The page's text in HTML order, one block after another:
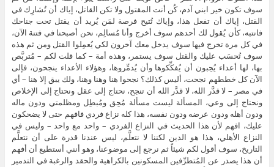
سوف تكون خير ابني آدم، كُن أنت المقتول ولا تكن القاتل، إياك أن تُشارِك في
القتل، إياك أن تفعل هذا، وإياك تُتيح فرصة لمَن يُريد أن يقتل تحت جناحك
فانتبه، كأن يُقول لك أحدهم سوف أخرج وأنا مُسالِم، نحن أصبحنا في فتنة الآن،
في كل مرة تخرج فيها سوف يدخل معك آخرون لكي يُعمِلوا القتل ومن ثم هذه
سوف تُحسَب عليك والقتل سوف يستمر، وهذه أمة – كما قلت لكم – مُتربَّص
بها، لها أعداء يُحِبون أن يُفكِّكوها وأن يُدمِّروها، وهؤلاء الأعداء ينجحون، فإلى
الآن كل خططهم نجحت، أليس كذلك؟ نجحوا هنا وهنا وهنا، ولك يبق إلا هنا – أي
في مصر – لا قدَّر الله، لا قدَّر الله أن تنجح، نحتاج إلى عقل ونحتاج إلى الإخلاص
ونحتاج إلى وعي، المسألة ليست مسألة مُحِق ومُبطِل ومظلمتي ودون ماله
ودون أهله ودون عرضه ودون نفسه، هذا كله نزاع فردي فافهم حتى لا يضحكون
عليك، افهم لأن هذا الحديث في النزاع الفردي – واحد مع واحد – وليس في
النزاع الأهلي، هذا هو الدين لكننا لا نتعلَّم، ليس عندنا قدرة على أن نتعلَّم
التاريخ، سوف أقول لكم شيئاً ثم نرجع إلى موضوعنا، وهو أنني أستطيع أن أفهم
أن هذا يصدر عن المُتطرِّفين المسكونين بالكراهية والحقد والرغبة في التدمير